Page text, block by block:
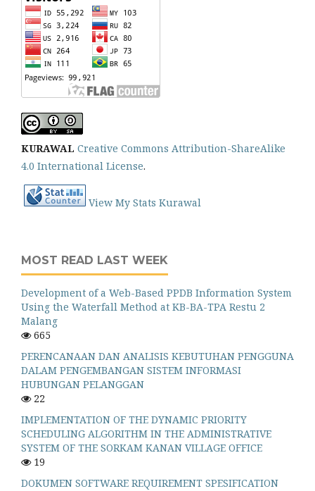
KURAWAL Creative Commons Attribution-ShareAlike
4.0 International License.
View My Stats Kurawal
MOST READ LAST WEEK
Development of a Web-Based PPDB Information System
Using the Waterfall Method at KB-BA-TPA Restu 2
Malang
665
PERENCANAAN DAN ANALISIS KEBUTUHAN PENGGUNA
DALAM PENGEMBANGAN SISTEM INFORMASI
HUBUNGAN PELANGGAN
22
IMPLEMENTATION OF THE DYNAMIC PRIORITY
SCHEDULING ALGORITHM IN THE ADMINISTRATIVE
SYSTEM OF THE SORKAM KANAN VILLAGE OFFICE
19
DOKUMEN SOFTWARE REQUIREMENT SPESIFICATION